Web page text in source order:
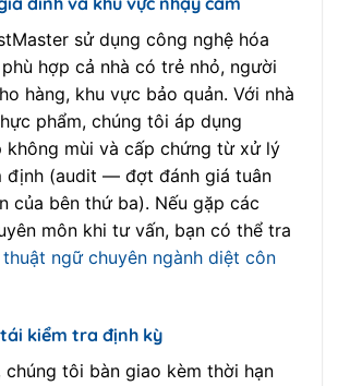
sử dụng công nghệ hóa
hợp cả nhà có trẻ nhỏ, người
hàng, khu vực bảo quản. Với nhà
phẩm, chúng tôi áp dụng
không mùi và cấp chứng từ xử lý
định (audit — đợt đánh giá tuân
của bên thứ ba). Nếu gặp các
môn khi tư vấn, bạn có thể tra
ngữ chuyên ngành diệt côn
kiểm tra định kỳ
chúng tôi bàn giao kèm thời hạn